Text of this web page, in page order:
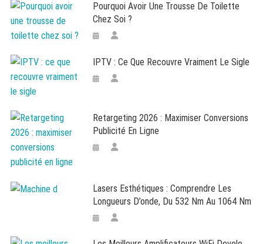
Pourquoi Avoir Une Trousse De Toilette
Chez Soi ?
IPTV : Ce Que Recouvre Vraiment Le Sigle
Retargeting 2026 : Maximiser Conversions
Publicité En Ligne
Lasers Esthétiques : Comprendre Les
Longueurs D’onde, Du 532 Nm Au 1064 Nm